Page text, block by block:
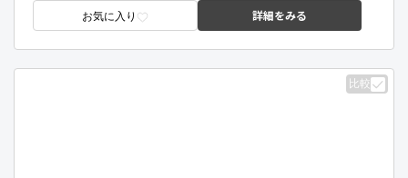
お気に入り 詳細をみる
比較